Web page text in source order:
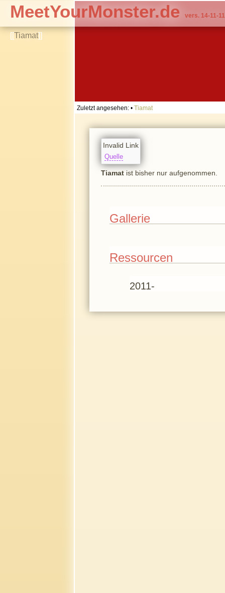
[[Tiamat]]
MeetYourMonster.de vers. 14-11-11
Zuletzt angesehen: • Tiamat
Invalid Link
Quelle
Tiamatist bisher nur aufgenommen.
Gallerie
Ressourcen
2011-